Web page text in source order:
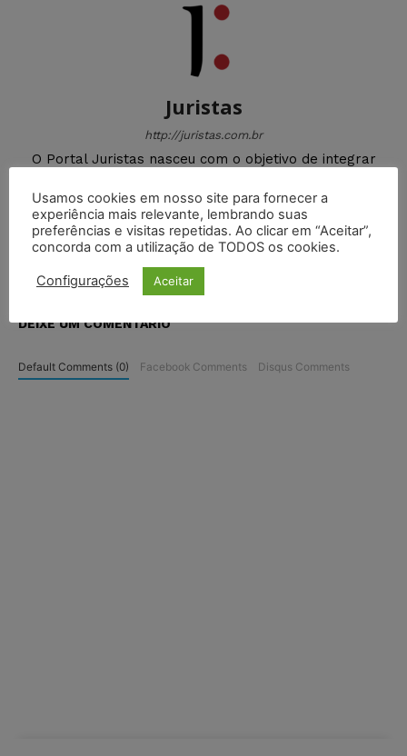
Juristas
http://juristas.com.br
O Portal Juristas nasceu com o objetivo de integrar
compartilhar suas informações, ideias e delegar cada
vez mais seu aprendizado em nosso Portal.
DEIXE UM COMENTÁRIO
Default Comments (0) Facebook Comments Disqus Comments
Usamos cookies em nosso site para fornecer a
experiência mais relevante, lembrando suas
preferências e visitas repetidas. Ao clicar em “Aceitar”,
concorda com a utilização de TODOS os cookies.
Configurações Aceitar